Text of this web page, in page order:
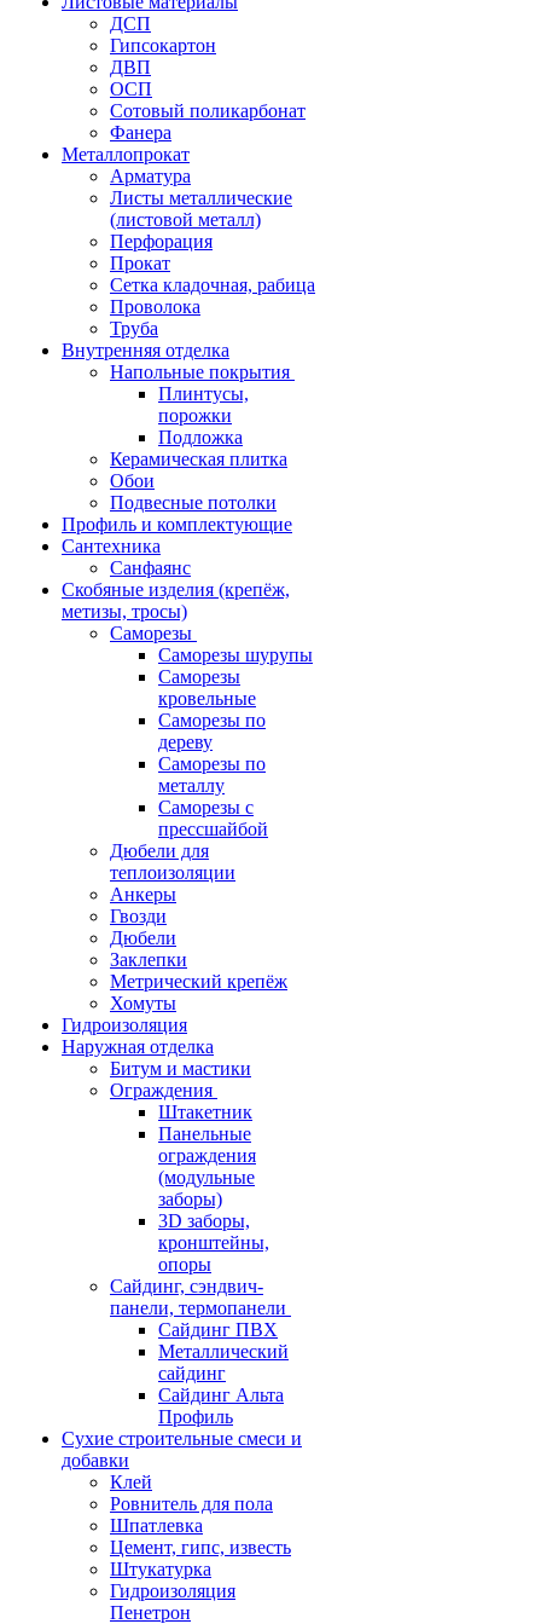
ДСП
Гипсокартон
ДВП
ОСП
Сотовый поликарбонат
Фанера
Металлопрокат
Арматура
Листы металлические
(листовой металл)
Перфорация
Прокат
Сетка кладочная, рабица
Проволока
Труба
Внутренняя отделка
Напольные покрытия
Плинтусы,
порожки
Подложка
Керамическая плитка
Обои
Подвесные потолки
Профиль и комплектующие
Сантехника
Санфаянс
Скобяные изделия (крепёж,
метизы, тросы)
Саморезы
Саморезы шурупы
Саморезы
кровельные
Саморезы по
дереву
Саморезы по
металлу
Саморезы с
прессшайбой
Дюбели для
теплоизоляции
Анкеры
Гвозди
Дюбели
Заклепки
Метрический крепёж
Хомуты
Гидроизоляция
Наружная отделка
Битум и мастики
Ограждения
Штакетник
Панельные
ограждения
(модульные
заборы)
3D заборы,
кронштейны,
опоры
Cайдинг, сэндвич-
панели, термопанели
Сайдинг ПВХ
Металлический
сайдинг
Сайдинг Альта
Профиль
Сухие строительные смеси и
добавки
Клей
Ровнитель для пола
Шпатлевка
Цемент, гипс, известь
Штукатурка
Гидроизоляция
Пенетрон